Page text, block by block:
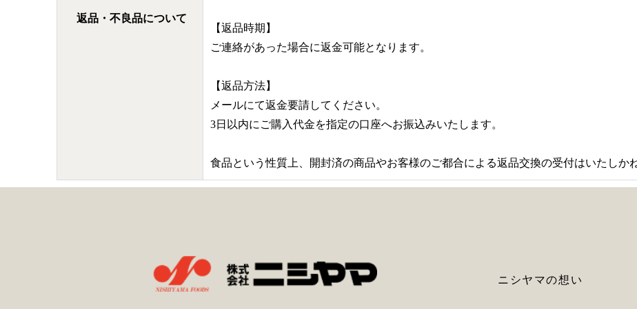
返品・不良品について
【返品時期】
ご連絡があった場合に返金可能となります。
【返品方法】
メールにて返金要請してください。
3日以内にご購入代金を指定の口座へお振込みいたします。
食品という性質上、開封済の商品やお客様のご都合による返品交換の受付はいたしか
ニシヤマの想い